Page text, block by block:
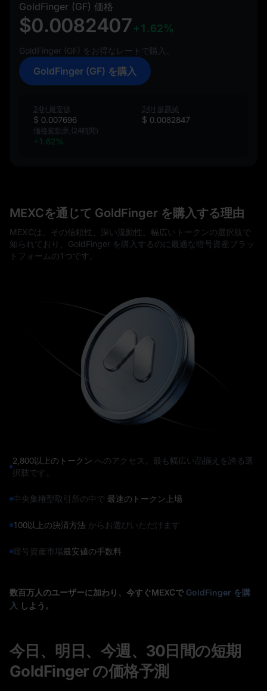
GoldFinger (GF) 価格
$0.0082407+1.62%
GoldFinger (GF) をお得なレートで購入。
GoldFinger (GF) を購入
24H 最安値
$ 0.007696
24H 最高値
$ 0.0082847
価格変動率 (24時間)
+1.62%
MEXCを通じて GoldFinger を購入する理由
MEXCは、その信頼性、深い流動性、幅広いトークンの選択肢で
知られており、GoldFinger を購入するのに最適な暗号資産プラッ
トフォームの1つです。
2,800以上のトークン へのアクセス。最も幅広い品揃えを誇る選
択肢です。
中央集権型取引所の中で 最速のトークン上場
100以上の決済方法 からお選びいただけます
暗号資産市場最安値の手数料
数百万人のユーザーに加わり、今すぐMEXCで GoldFinger を購
入 しよう。
今日、明日、今週、30日間の短期
GoldFinger の価格予測